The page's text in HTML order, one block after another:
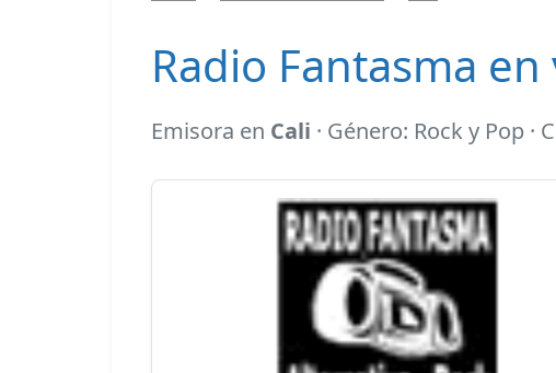
Radio Fantasma
Emisora en Cali · Género: Rock y Pop ·